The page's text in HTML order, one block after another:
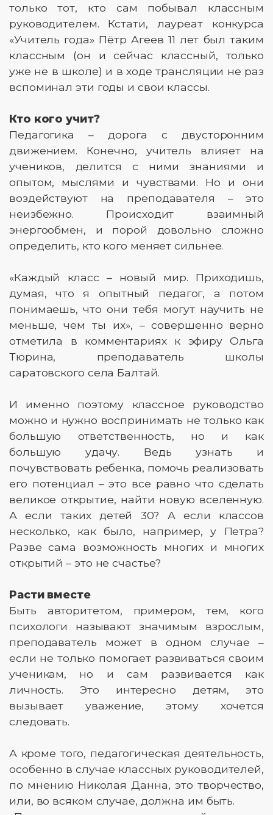
только тот, кто сам побывал классным
руководителем. Кстати, лауреат конкурса
«Учитель года» Пётр Агеев 11 лет был таким
классным (он и сейчас классный, только
уже не в школе) и в ходе трансляции не раз
вспоминал эти годы и свои классы.
Кто кого учит?
Педагогика – дорога с двусторонним
движением. Конечно, учитель влияет на
учеников, делится с ними знаниями и
опытом, мыслями и чувствами. Но и они
воздействуют на преподавателя – это
неизбежно. Происходит взаимный
энергообмен, и порой довольно сложно
определить, кто кого меняет сильнее.
«Каждый класс – новый мир. Приходишь,
думая, что я опытный педагог, а потом
понимаешь, что они тебя могут научить не
меньше, чем ты их», – совершенно верно
отметила в комментариях к эфиру Ольга
Тюрина, преподаватель школы
саратовского села Балтай.
И именно поэтому классное руководство
можно и нужно воспринимать не только как
большую ответственность, но и как
большую удачу. Ведь узнать и
почувствовать ребенка, помочь реализовать
его потенциал – это все равно что сделать
великое открытие, найти новую вселенную.
А если таких детей 30? А если классов
несколько, как было, например, у Петра?
Разве сама возможность многих и многих
открытий – это не счастье?
Расти вместе
Быть авторитетом, примером, тем, кого
психологи называют значимым взрослым,
преподаватель может в одном случае –
если не только помогает развиваться своим
ученикам, но и сам развивается как
личность. Это интересно детям, это
вызывает уважение, этому хочется
следовать.
А кроме того, педагогическая деятельность,
особенно в случае классных руководителей,
по мнению Николая Данна, это творчество,
или, во всяком случае, должна им быть.